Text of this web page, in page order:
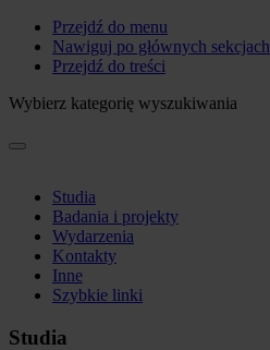
Przejdź do menu
Nawiguj po głównych sekcjach
Przejdź do treści
Wybierz kategorię wyszukiwania
Studia
Badania i projekty
Wydarzenia
Kontakty
Inne
Szybkie linki
Studia